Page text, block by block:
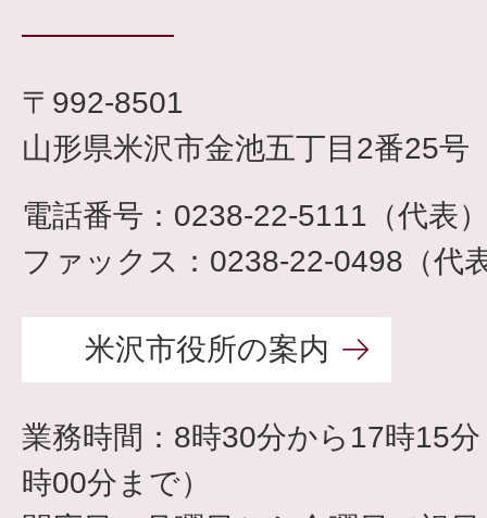
〒992-8501
山形県米沢市金池五丁目2番25号
電話番号：0238-22-5111（代表
ファックス：0238-22-0498（代
米沢市役所の案内
業務時間：8時30分から17時15
時00分まで）